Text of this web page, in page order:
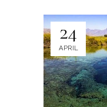
24
APRIL